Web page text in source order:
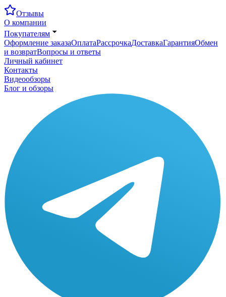
Отзывы
О компании
Покупателям
Оформление заказаОплатаРассрочкаДоставкаГарантияОбмен
и возвратВопросы и ответы
Личный кабинет
Контакты
Видеообзоры
Блог и обзоры